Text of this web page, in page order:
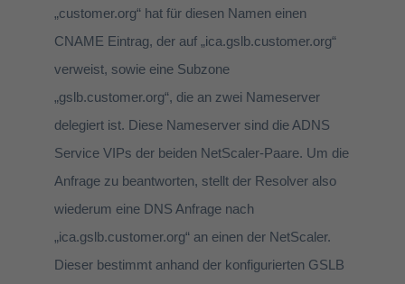
„customer.org“ hat für diesen Namen einen
CNAME Eintrag, der auf „ica.gslb.customer.org“
verweist, sowie eine Subzone
„gslb.customer.org“, die an zwei Nameserver
delegiert ist. Diese Nameserver sind die ADNS
Service VIPs der beiden NetScaler-Paare. Um die
Anfrage zu beantworten, stellt der Resolver also
wiederum eine DNS Anfrage nach
„ica.gslb.customer.org“ an einen der NetScaler.
Dieser bestimmt anhand der konfigurierten GSLB